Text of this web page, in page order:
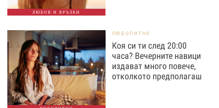
ЛЮБОВ И ВРЪЗКИ
ЛЮБОПИТНО
Коя си ти след 20:00
часа? Вечерните навици
издават много повече,
отколкото предполагаш